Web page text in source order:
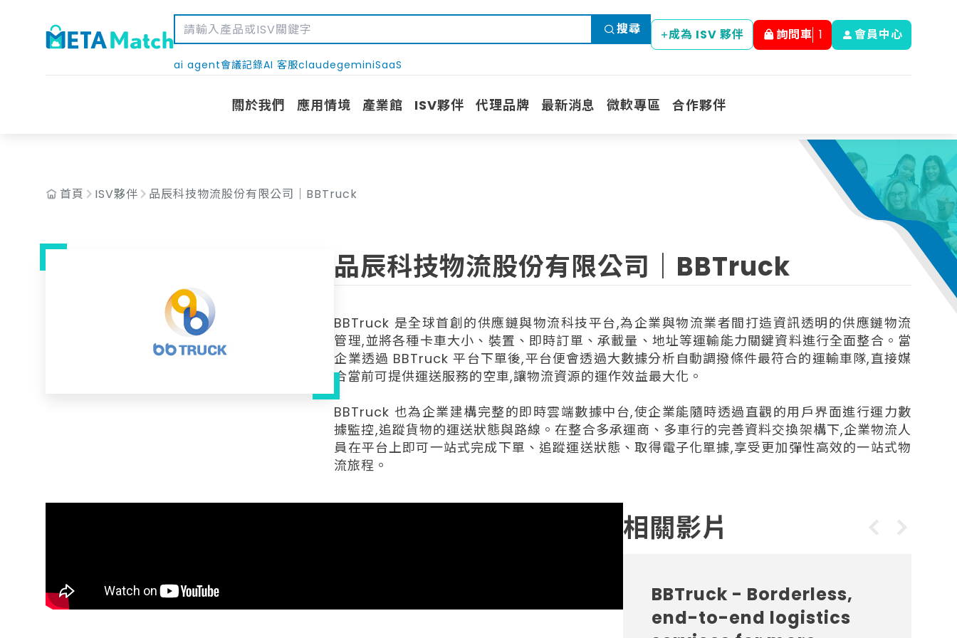
搜尋
ai agent會議記錄AI 客服claudegeminiSaaS
成為 ISV 夥伴 詢問車 1 會員中心
關於我們 應用情境 產業館 ISV夥伴 代理品牌 最新消息 微軟專區 合作夥伴
首頁 ISV夥伴 品辰科技物流股份有限公司｜BBTruck
品辰科技物流股份有限公司｜BBTruck
BBTruck 是全球首創的供應鏈與物流科技平台,為企業與物流業者間打造資訊透明的供應鏈物流
管理,並將各種卡車大小、裝置、即時訂單、承載量、地址等運輸能力關鍵資料進行全面整合。當
企業透過 BBTruck 平台下單後,平台便會透過大數據分析自動調撥條件最符合的運輸車隊,直接媒
合當前可提供運送服務的空車,讓物流資源的運作效益最大化。
BBTruck 也為企業建構完整的即時雲端數據中台,使企業能隨時透過直觀的用戶界面進行運力數
據監控,追蹤貨物的運送狀態與路線。在整合多承運商、多車行的完善資料交換架構下,企業物流人
員在平台上即可一站式完成下單、追蹤運送狀態、取得電子化單據,享受更加彈性高效的一站式物
流旅程。
相關影片
BBTruck - Borderless,
end-to-end logistics